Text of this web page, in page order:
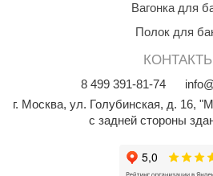
Вагонка для
Полок для
8 499 391-81-74
г. Москва, ул. Голубинская, д. 16,
с задней стороны